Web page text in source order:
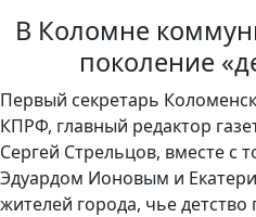
В Коломне
поколение
Первый секретарь
КПРФ, главный редактор
Сергей Стрельцов, вместе с
Эдуардом Ионовым и
жителей города, чье